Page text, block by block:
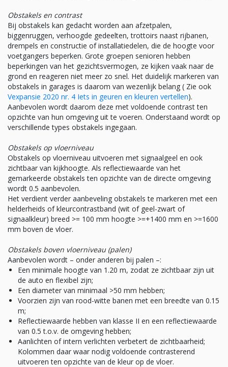
Obstakels en contrast
Bij obstakels kan gedacht worden aan afzetpalen,
biggenruggen, verhoogde gedeelten, trottoirs naast rijbanen,
drempels en constructie of installatiedelen, die de hoogte voor
voetgangers beperken. Grote groepen senioren hebben
beperkingen van het gezichtsvermogen, ze kijken vaak naar de
grond en reageren niet meer zo snel. Het duidelijk markeren van
obstakels in garages is daarom van wezenlijk belang ( Zie ook
Vexpansie 2020 nr. 4 Iets in geuren en kleuren vertellen).
Aanbevolen wordt daarom deze met voldoende contrast ten
opzichte van hun omgeving uit te voeren. Onderstaand wordt op
verschillende types obstakels ingegaan.
Obstakels op vloerniveau
Obstakels op vloerniveau uitvoeren met signaalgeel en ook
zichtbaar van kijkhoogte. Als reflectiewaarde van het
gemarkeerde obstakels ten opzichte van de directe omgeving
wordt 0.5 aanbevolen.
Het verdient verder aanbeveling obstakels te markeren met een
helderheids of kleurcontrastband (wit of geel-zwart of
signaalkleur) breed >= 100 mm hoogte >=+1400 mm en >=1600
mm boven de vloer.
Obstakels boven vloerniveau (palen)
Aanbevolen wordt – onder anderen bij palen –:
Een minimale hoogte van 1.20 m, zodat ze zichtbaar zijn uit
de auto en flexibel zijn;
Een diameter van minimaal >50 mm hebben;
Voorzien zijn van rood-witte banen met een breedte van 0.15
m;
Reflectiewaarde hebben van klasse II en een reflectiewaarde
van 0.5 t.o.v. de omgeving hebben;
Aanlichten of intern verlichten verbetert de zichtbaarheid;
Kolommen daar waar nodig voldoende contrasterend
uitvoeren ten opzichte van de kleur op de vloer.